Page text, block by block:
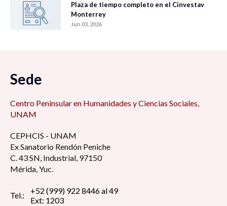
Plaza de tiempo completo en el Cinvestav
Monterrey
Jun 03, 2026
Sede
Centro Peninsular en Humanidades y Ciencias Sociales,
UNAM
CEPHCIS - UNAM
Ex Sanatorio Rendón Peniche
C. 43 SN, Industrial, 97150
Mérida, Yuc.
Tel.:
+52 (999) 922 8446 al 49
Ext: 1203